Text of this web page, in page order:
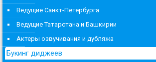
Ведущие Санкт-Петербурга
Ведущие Татарстана и Башкирии
Актеры озвучивания и дубляжа
Букинг диджеев